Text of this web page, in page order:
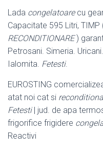
Lada congelatoarecu
Capacitate 595 Litri, TIMP
RECONDITIONARE)
Petrosani. Simeria.
Ialomita. Fetesti.
EUROSTING
atat noi cat si
Fetesti| jud. de apa
frigorifice frigidere
Reactivi